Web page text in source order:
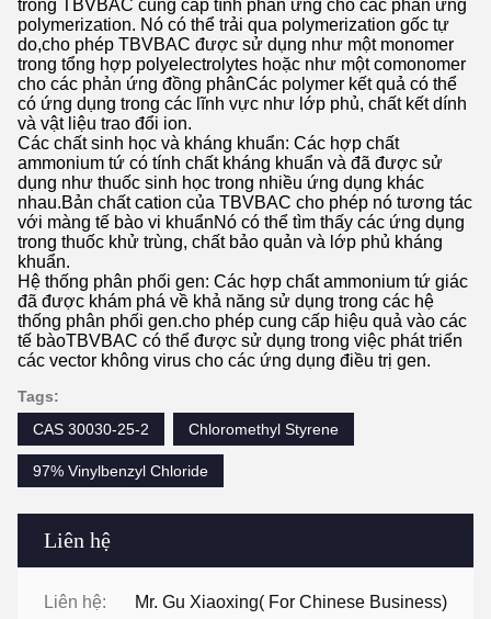
Liên hệ
Liên hệ: Mr. Gu Xiaoxing( For Chinese Business)
trong TBVBAC cung cấp tính phản ứng cho các phản ứng
polymerization. Nó có thể trải qua polymerization gốc tự
do,cho phép TBVBAC được sử dụng như một monomer
trong tổng hợp polyelectrolytes hoặc như một comonomer
cho các phản ứng đồng phânCác polymer kết quả có thể
có ứng dụng trong các lĩnh vực như lớp phủ, chất kết dính
và vật liệu trao đổi ion.
Các chất sinh học và kháng khuẩn: Các hợp chất
ammonium tứ có tính chất kháng khuẩn và đã được sử
dụng như thuốc sinh học trong nhiều ứng dụng khác
nhau.Bản chất cation của TBVBAC cho phép nó tương tác
với màng tế bào vi khuẩnNó có thể tìm thấy các ứng dụng
trong thuốc khử trùng, chất bảo quản và lớp phủ kháng
khuẩn.
Hệ thống phân phối gen: Các hợp chất ammonium tứ giác
đã được khám phá về khả năng sử dụng trong các hệ
thống phân phối gen.cho phép cung cấp hiệu quả vào các
tế bàoTBVBAC có thể được sử dụng trong việc phát triển
các vector không virus cho các ứng dụng điều trị gen.
Tags:
CAS 30030-25-2
Chloromethyl Styrene
97% Vinylbenzyl Chloride